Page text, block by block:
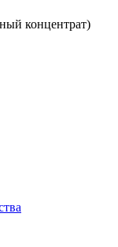
концентрат)